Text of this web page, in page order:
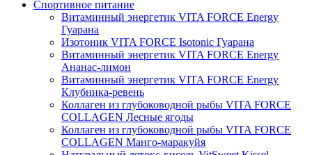
Спортивное питание
Витаминный энергетик VITA FORCE Energy
Гуарана
Изотоник VITA FORCE Isotonic Гуарана
Витаминный энергетик VITA FORCE Energy
Ананас-лимон
Витаминный энергетик VITA FORCE Energy
Клубника-ревень
Коллаген из глубоководной рыбы VITA FORCE
COLLAGEN Лесные ягоды
Коллаген из глубоководной рыбы VITA FORCE
COLLAGEN Манго-маракуйя